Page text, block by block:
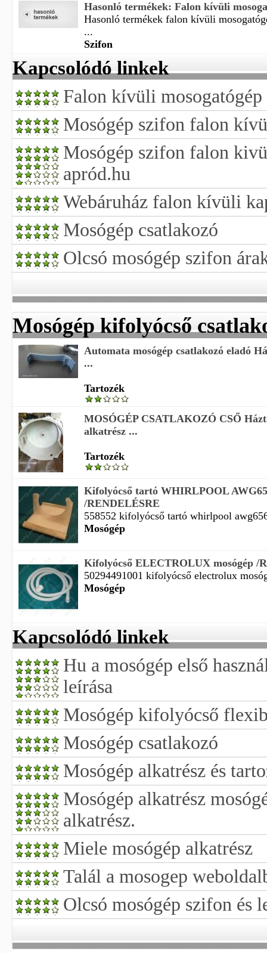
Hasonló termékek: Falon kívüli
Hasonló termékek falon kívüli
...
Szifon
Kapcsolódó linkek
Falon kívüli
Mosógép szifon falon
Mosógép szifon falon
apród.hu
Webáruház falon kívüli
Mosógép csatlakozó
Olcsó mosógép szifon
Mosógép kifolyócső
Automata mosógép csatlakozó eladó
...
Tartozék
MOSÓGÉP CSATLAKOZÓ CSŐ
alkatrész ...
Tartozék
Kifolyócső tartó WHIRLPOOL
/RENDELÉSRE
558552 kifolyócső tartó whirlpool
Mosógép
Kifolyócső ELECTROLUX mosógép /
50294491001 kifolyócső electrolux
Mosógép
Kapcsolódó linkek
Hu a mosógép első
leírása
Mosógép kifolyócső
Mosógép csatlakozó
Mosógép alkatrész és
Mosógép alkatrész
alkatrész.
Miele mosógép alkatrész
Talál a mosogep
Olcsó mosógép szifon és